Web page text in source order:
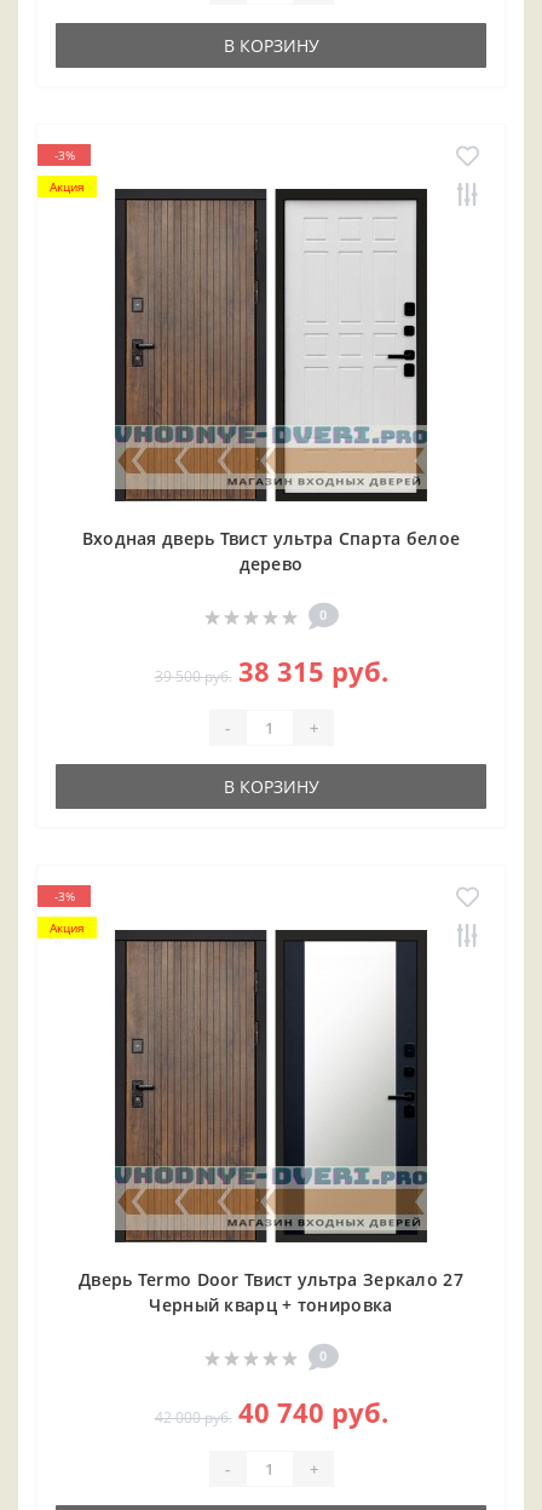
В КОРЗИНУ
-3%
Акция
Входная дверь Твист ультра Спарта белое
дерево
0
39 500 руб. 38 315 руб.
- +
В КОРЗИНУ
-3%
Акция
Дверь Termo Door Твист ультра Зеркало 27
Черный кварц + тонировка
0
42 000 руб. 40 740 руб.
- +